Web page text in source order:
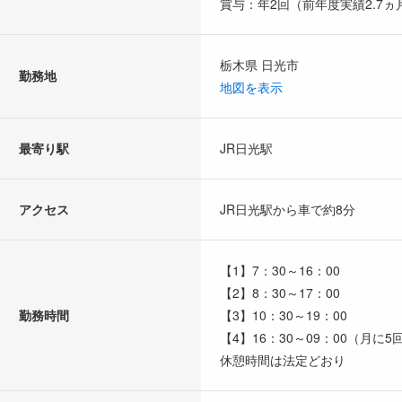
勤務地
栃木県 日光市
地図を表示
最寄り駅 JR日光駅
アクセス JR日光駅から車で約8分
勤務時間
【1】7：30～16：00
【2】8：30～17：00
【3】10：30～19：00
【4】16：30～09：00（月に5
休憩時間は法定どおり